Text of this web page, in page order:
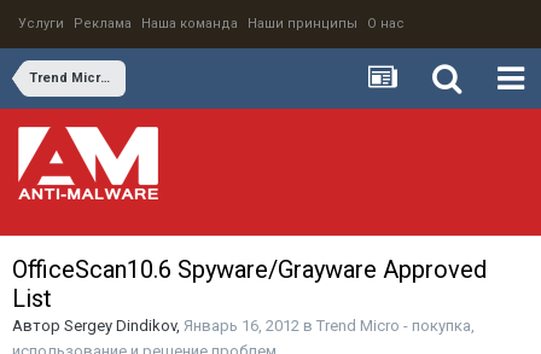
Услуги Реклама Наша команда Наши принципы О нас
Trend Micro - покупка, использование и решение проблем
OfficeScan10.6 Spyware/Grayware Approved
List
Автор Sergey Dindikov, Январь 16, 2012 в Trend Micro - покупка,